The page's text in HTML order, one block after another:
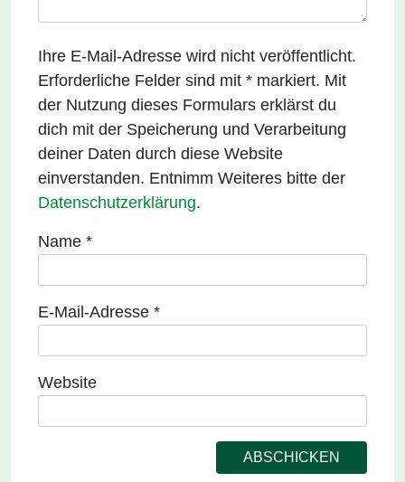
Ihre E-Mail-Adresse wird nicht veröffentlicht.
Erforderliche Felder sind mit * markiert. Mit
der Nutzung dieses Formulars erklärst du
dich mit der Speicherung und Verarbeitung
deiner Daten durch diese Website
einverstanden. Entnimm Weiteres bitte der
Datenschutzerklärung.
Name *
E-Mail-Adresse *
Website